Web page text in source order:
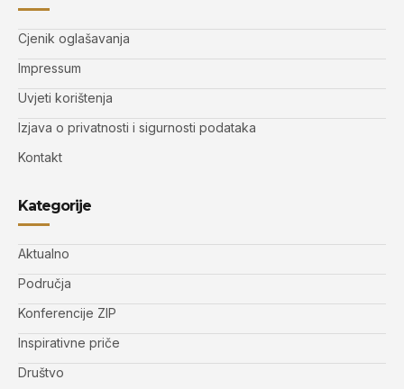
Cjenik oglašavanja
Impressum
Uvjeti korištenja
Izjava o privatnosti i sigurnosti podataka
Kontakt
Kategorije
Aktualno
Područja
Konferencije ZIP
Inspirativne priče
Društvo